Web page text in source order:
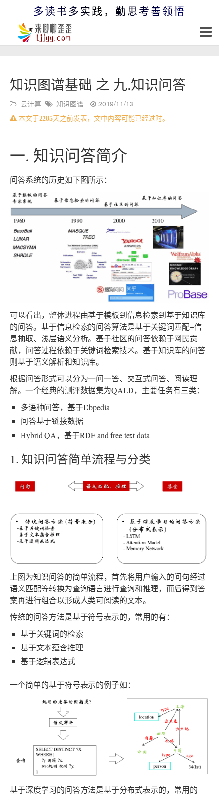
多读书多实践，勤思考善领悟
知识图谱基础 之 九.知识问答
云计算 知识图谱 2019/11/13
本文于2285天之前发表，文中内容可能已经过时。
一. 知识问答简介
问答系统的历史如下图所示：
可以看出，整体进程由基于模板到信息检索到基于知识库
的问答。基于信息检索的问答算法是基于关键词匹配+信
息抽取、浅层语义分析。基于社区的问答依赖于网民贡
献，问答过程依赖于关键词检索技术。基于知识库的问答
则基于语义解析和知识库。
根据问答形式可以分为一问一答、交互式问答、阅读理
解。一个经典的测评数据集为QALD，主要任务有三类：
多语种问答，基于Dbpedia
问答基于链接数据
Hybrid QA，基于RDF and free text data
1. 知识问答简单流程与分类
上图为知识问答的简单流程，首先将用户输入的问句经过
语义匹配等转换为查询语言进行查询和推理，而后得到答
案再进行组合以形成人类可阅读的文本。
传统的问答方法是基于符号表示的，常用的有：
基于关键词的检索
基于文本蕴含推理
基于逻辑表达式
一个简单的基于符号表示的例子如：
基于深度学习的问答方法是基于分布式表示的，常用的